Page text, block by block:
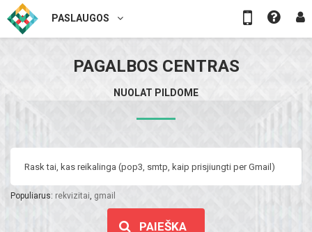
PASLAUGOS
PAGALBOS CENTRAS
NUOLAT PILDOME
Populiarus: rekvizitai, gmail
PAIEŠKA